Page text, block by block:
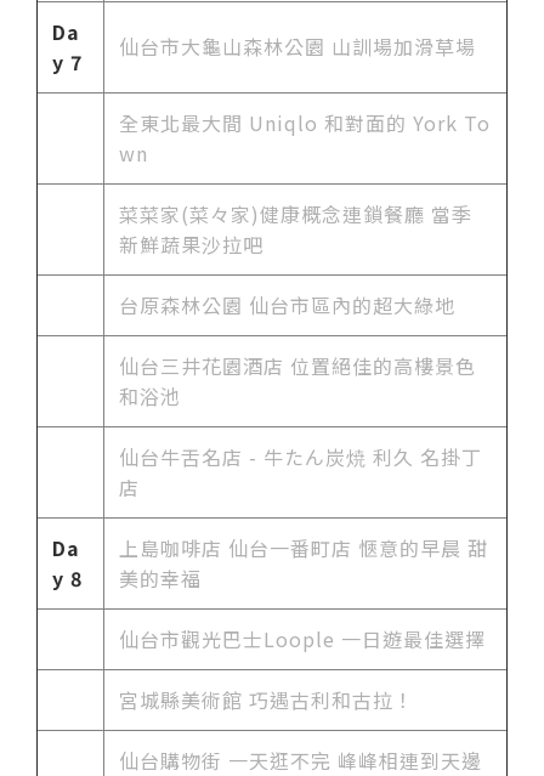
Da
y 7
仙台市大龜山森林公園 山訓場加滑草場
全東北最大間 Uniqlo 和對面的 York To
wn
菜菜家(菜々家)健康概念連鎖餐廳 當季
新鮮蔬果沙拉吧
台原森林公園 仙台市區內的超大綠地
仙台三井花園酒店 位置絕佳的高樓景色
和浴池
仙台牛舌名店 - 牛たん炭焼 利久 名掛丁
店
Da
y 8
上島咖啡店 仙台一番町店 愜意的早晨 甜
美的幸福
仙台市觀光巴士Loople 一日遊最佳選擇
宮城縣美術館 巧遇古利和古拉！
仙台購物街 一天逛不完 峰峰相連到天邊